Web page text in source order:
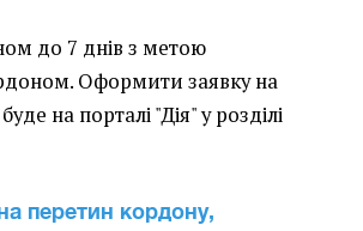
до 7 днів з метою
Оформити заявку на
на порталі "Дія" у розділі
перетин кордону,